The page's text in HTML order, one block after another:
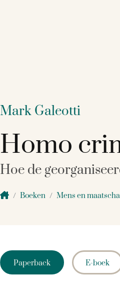
Mark Galeotti
Homo
Hoe de
Boeken Mens en
Paperback E-boek